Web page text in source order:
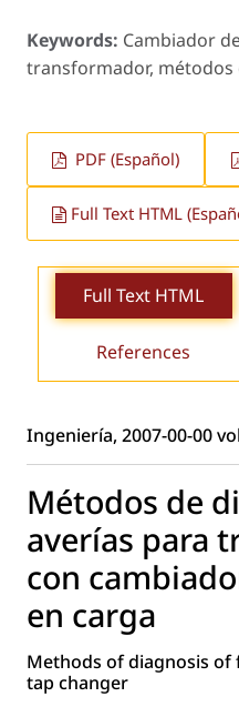
Keywords: Cambiador
transformador, métodos
PDF (Español)
Full Text HTML
Full Text HTML
References
Ingeniería, 2007-00-00
Métodos de
averías para
con
en carga
Methods of diagnosis
tap changer